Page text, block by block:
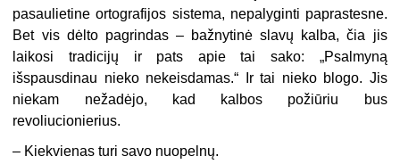
pasaulietine ortografijos sistema, nepalyginti paprastesne.
Bet vis dėlto pagrindas – bažnytinė slavų kalba, čia jis
laikosi tradicijų ir pats apie tai sako: „Psalmyną
išspausdinau nieko nekeisdamas.“ Ir tai nieko blogo. Jis
niekam nežadėjo, kad kalbos požiūriu bus
revoliucionierius.
– Kiekvienas turi savo nuopelnų.